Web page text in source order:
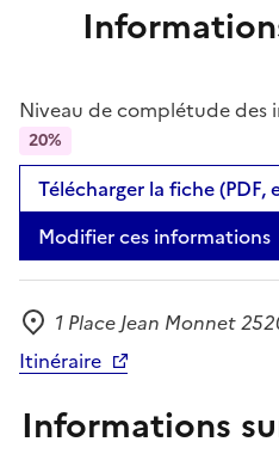
Niveau de complétude des
20%
Télécharger la fiche (PDF,
Modifier ces informations
Adresse
1 Place Jean Monnet
Itinéraire
Informations